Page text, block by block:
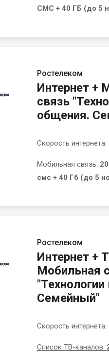
СМС + 40 ГБ (до 5
Ростелеком
Интернет +
связь
общения.
Скорость интернета:
Мобильная связь:
смс + 40 Гб (до 5
Ростелеком
Интернет +
Мобильная
Семейный"
Скорость интернета:
Список ТВ-каналов: